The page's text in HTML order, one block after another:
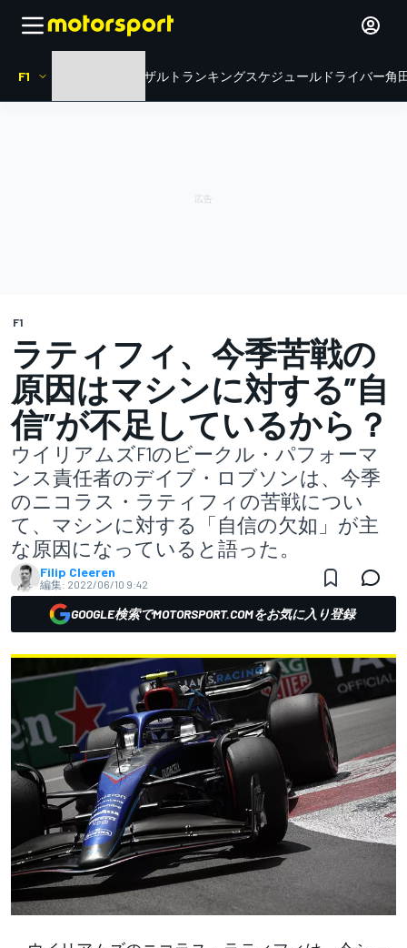
F1 リザルト ランキングスケジュール ドライバー角
F1
ラティフィ、今季苦戦の
原因はマシンに対する”自
信”が不足しているから？
ウイリアムズF1のビークル・パフォーマ
ンス責任者のデイブ・ロブソンは、今季
のニコラス・ラティフィの苦戦につい
て、マシンに対する「自信の欠如」が主
な原因になっていると語った。
Filip Cleeren
編集: 2022/06/10 9:42
GOOGLE検索でMOTORSPORT.COMをお気に入り登録